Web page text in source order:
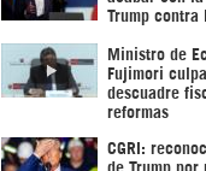
Trump contra
Ministro de
Fujimori
descuadre
reformas
CGRI:
de Trump por